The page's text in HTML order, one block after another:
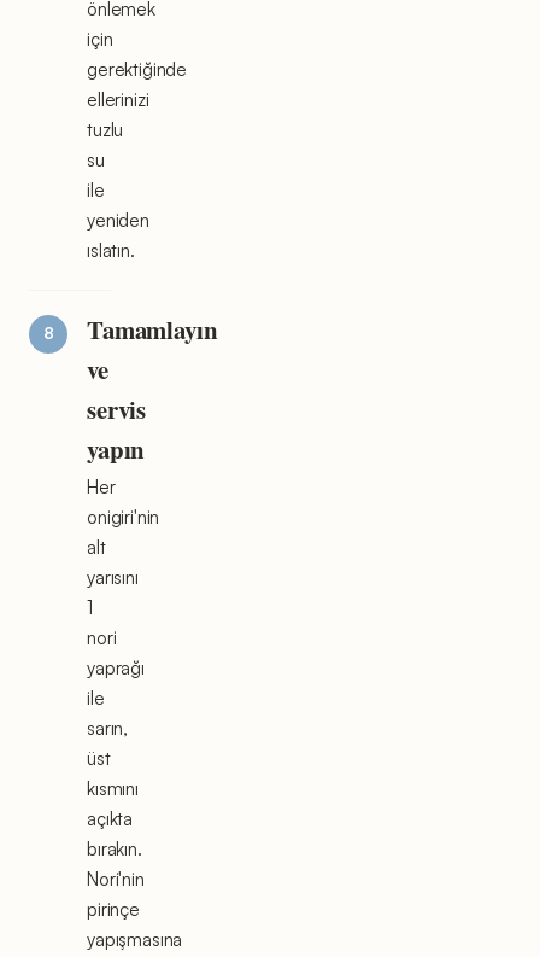
önlemek
için
gerektiğinde
ellerinizi
tuzlu
su
ile
yeniden
ıslatın.
Tamamlayın
ve
servis
yapın
Her
onigiri'nin
alt
yarısını
1
nori
yaprağı
ile
sarın,
üst
kısmını
açıkta
bırakın.
Nori'nin
pirinçe
yapışmasına